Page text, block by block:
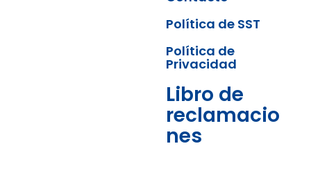
Política de SST
Política de
Privacidad
Libro de
reclamacio
nes